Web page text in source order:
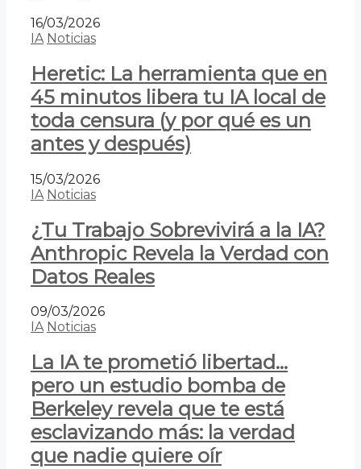
16/03/2026
IA Noticias
Heretic: La herramienta que en
45 minutos libera tu IA local de
toda censura (y por qué es un
antes y después)
15/03/2026
IA Noticias
¿Tu Trabajo Sobrevivirá a la IA?
Anthropic Revela la Verdad con
Datos Reales
09/03/2026
IA Noticias
La IA te prometió libertad…
pero un estudio bomba de
Berkeley revela que te está
esclavizando más: la verdad
que nadie quiere oír